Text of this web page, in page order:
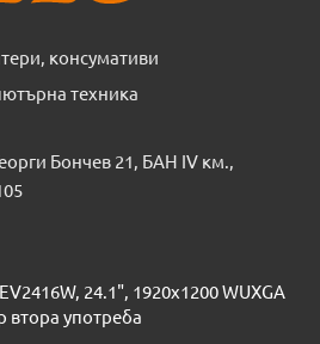
консумативи
техника
Бончев 21, БАН IV км.,
24.1", 1920x1200 WUXGA
втора употреба